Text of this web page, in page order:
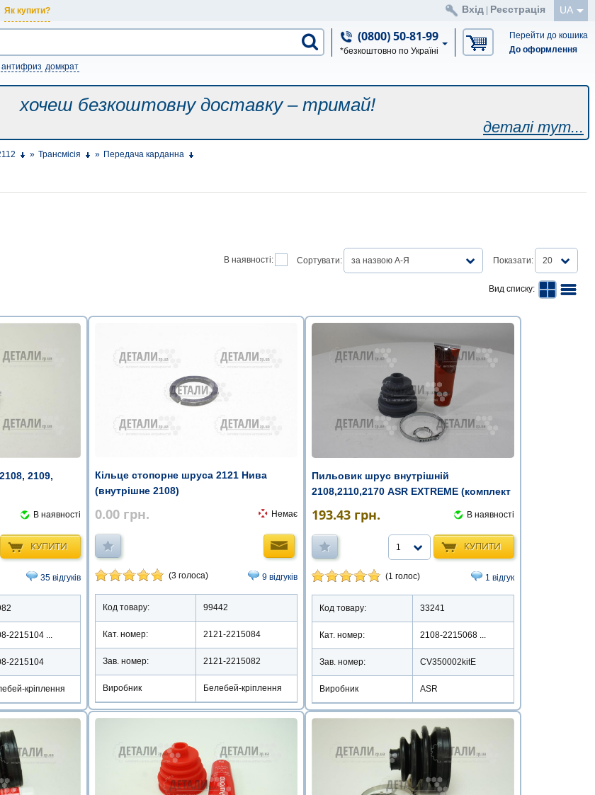
Як купити? UA
Вхід Реєстрація
(0800) 50-81-99
*безкоштовно по Україні
Перейти до кошика
До оформлення
антифриз домкрат
хочеш безкоштовну доставку – тримай!
деталі тут...
» Трансмісія » Передача карданна
В наявності: Сортувати: за назвою А-Я Показати: 20
Вид списку:
2109,
В наявності
КУПИТИ
35 відгуків
2215104 ...
2215104
кріплення
Кільце стопорне шруса 2121 Нива
(внутрішне 2108)
0.00 грн. Немає
(3 голоса) 9 відгуків
Код товару: 99442
Кат. номер: 2121-2215084
Зав. номер: 2121-2215082
Виробник Белебей-кріплення
Пильовик шрус внутрішній
2108,2110,2170 ASR EXTREME (комплект
193.43 грн. В наявності
КУПИТИ
1
(1 голос) 1 відгук
Код товару: 33241
Кат. номер: 2108-2215068 ...
Зав. номер: CV350002kitE
Виробник ASR